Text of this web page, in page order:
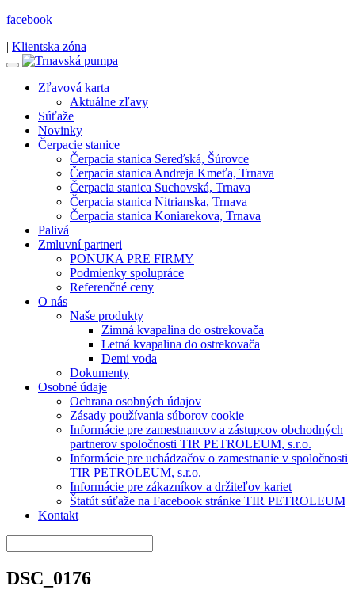
facebook
| Klientska zóna
Zľavová karta
Aktuálne zľavy
Súťaže
Novinky
Čerpacie stanice
Čerpacia stanica Sereďská, Šúrovce
Čerpacia stanica Andreja Kmeťa, Trnava
Čerpacia stanica Suchovská, Trnava
Čerpacia stanica Nitrianska, Trnava
Čerpacia stanica Koniarekova, Trnava
Palivá
Zmluvní partneri
PONUKA PRE FIRMY
Podmienky spolupráce
Referenčné ceny
O nás
Naše produkty
Zimná kvapalina do ostrekovača
Letná kvapalina do ostrekovača
Demi voda
Dokumenty
Osobné údaje
Ochrana osobných údajov
Zásady používania súborov cookie
Informácie pre zamestnancov a zástupcov obchodných
partnerov spoločnosti TIR PETROLEUM, s.r.o.
Informácie pre uchádzačov o zamestnanie v spoločnosti
TIR PETROLEUM, s.r.o.
Informácie pre zákazníkov a držiteľov kariet
Štatút súťaže na Facebook stránke TIR PETROLEUM
Kontakt
DSC_0176